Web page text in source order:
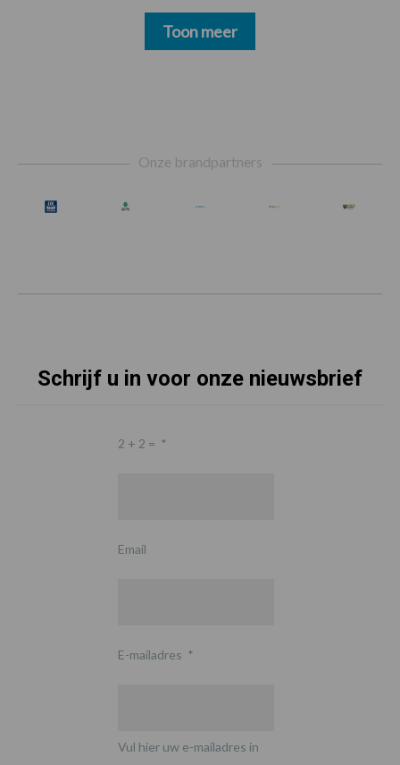
Toon meer
Onze brandpartners
Schrijf u in voor onze nieuwsbrief
2 + 2 = *
Email
E-mailadres *
Vul hier uw e-mailadres in